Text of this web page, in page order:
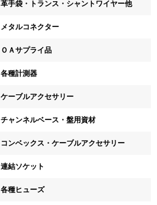
革手袋・トランス・シャントワイヤー他
メタルコネクター
ＯＡサプライ品
各種計測器
ケーブルアクセサリー
チャンネルベース・盤用資材
コンベックス・ケーブルアクセサリー
連結ソケット
各種ヒューズ